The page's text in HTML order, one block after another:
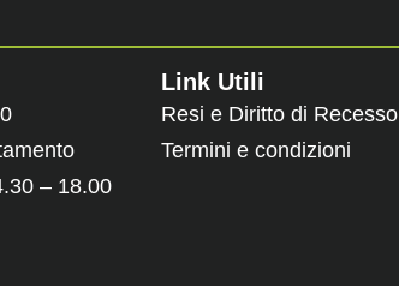
– 18.00
Link Utili
Resi e Diritto di Recesso
Termini e condizioni